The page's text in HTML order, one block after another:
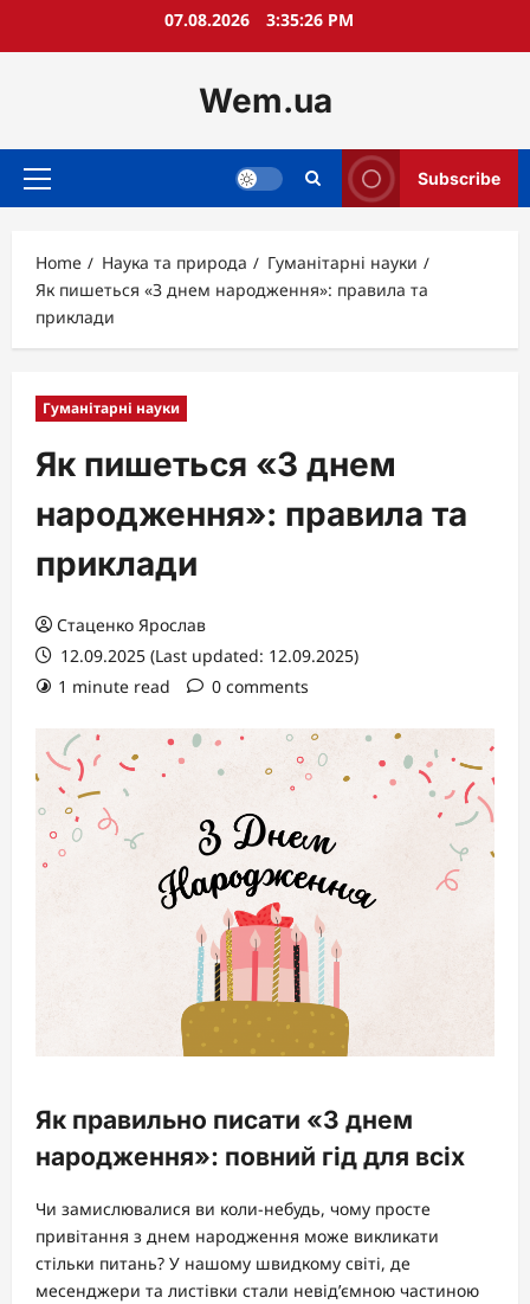
07.08.2026 3:35:27 PM
Wem.ua
Primary
Subscribe
Home Наука та природа
Гуманітарні науки
Як пишеться «З днем народження»: правила та
приклади
Гуманітарні науки
Як пишеться «З днем
народження»: правила та
приклади
Стаценко Ярослав
12.09.2025 (Last updated: 12.09.2025)
1 minute read
0 comments
Як правильно писати «З днем
народження»: повний гід для всіх
Чи замислювалися ви коли-небудь, чому просте
привітання з днем народження може викликати
стільки питань? У нашому швидкому світі, де
месенджери та листівки стали невід’ємною частиною